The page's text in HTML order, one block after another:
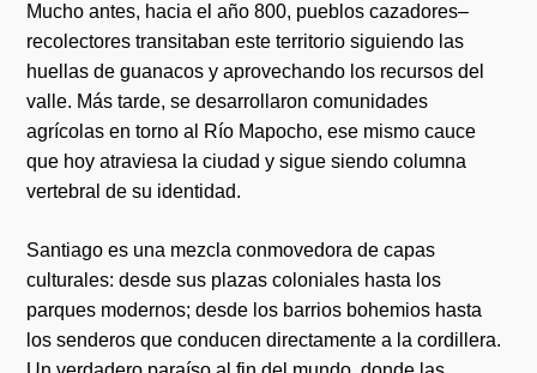
Mucho antes, hacia el año 800, pueblos cazadores–
recolectores transitaban este territorio siguiendo las
huellas de guanacos y aprovechando los recursos del
valle. Más tarde, se desarrollaron comunidades
agrícolas en torno al Río Mapocho, ese mismo cauce
que hoy atraviesa la ciudad y sigue siendo columna
vertebral de su identidad.
Santiago es una mezcla conmovedora de capas
culturales: desde sus plazas coloniales hasta los
parques modernos; desde los barrios bohemios hasta
los senderos que conducen directamente a la cordillera.